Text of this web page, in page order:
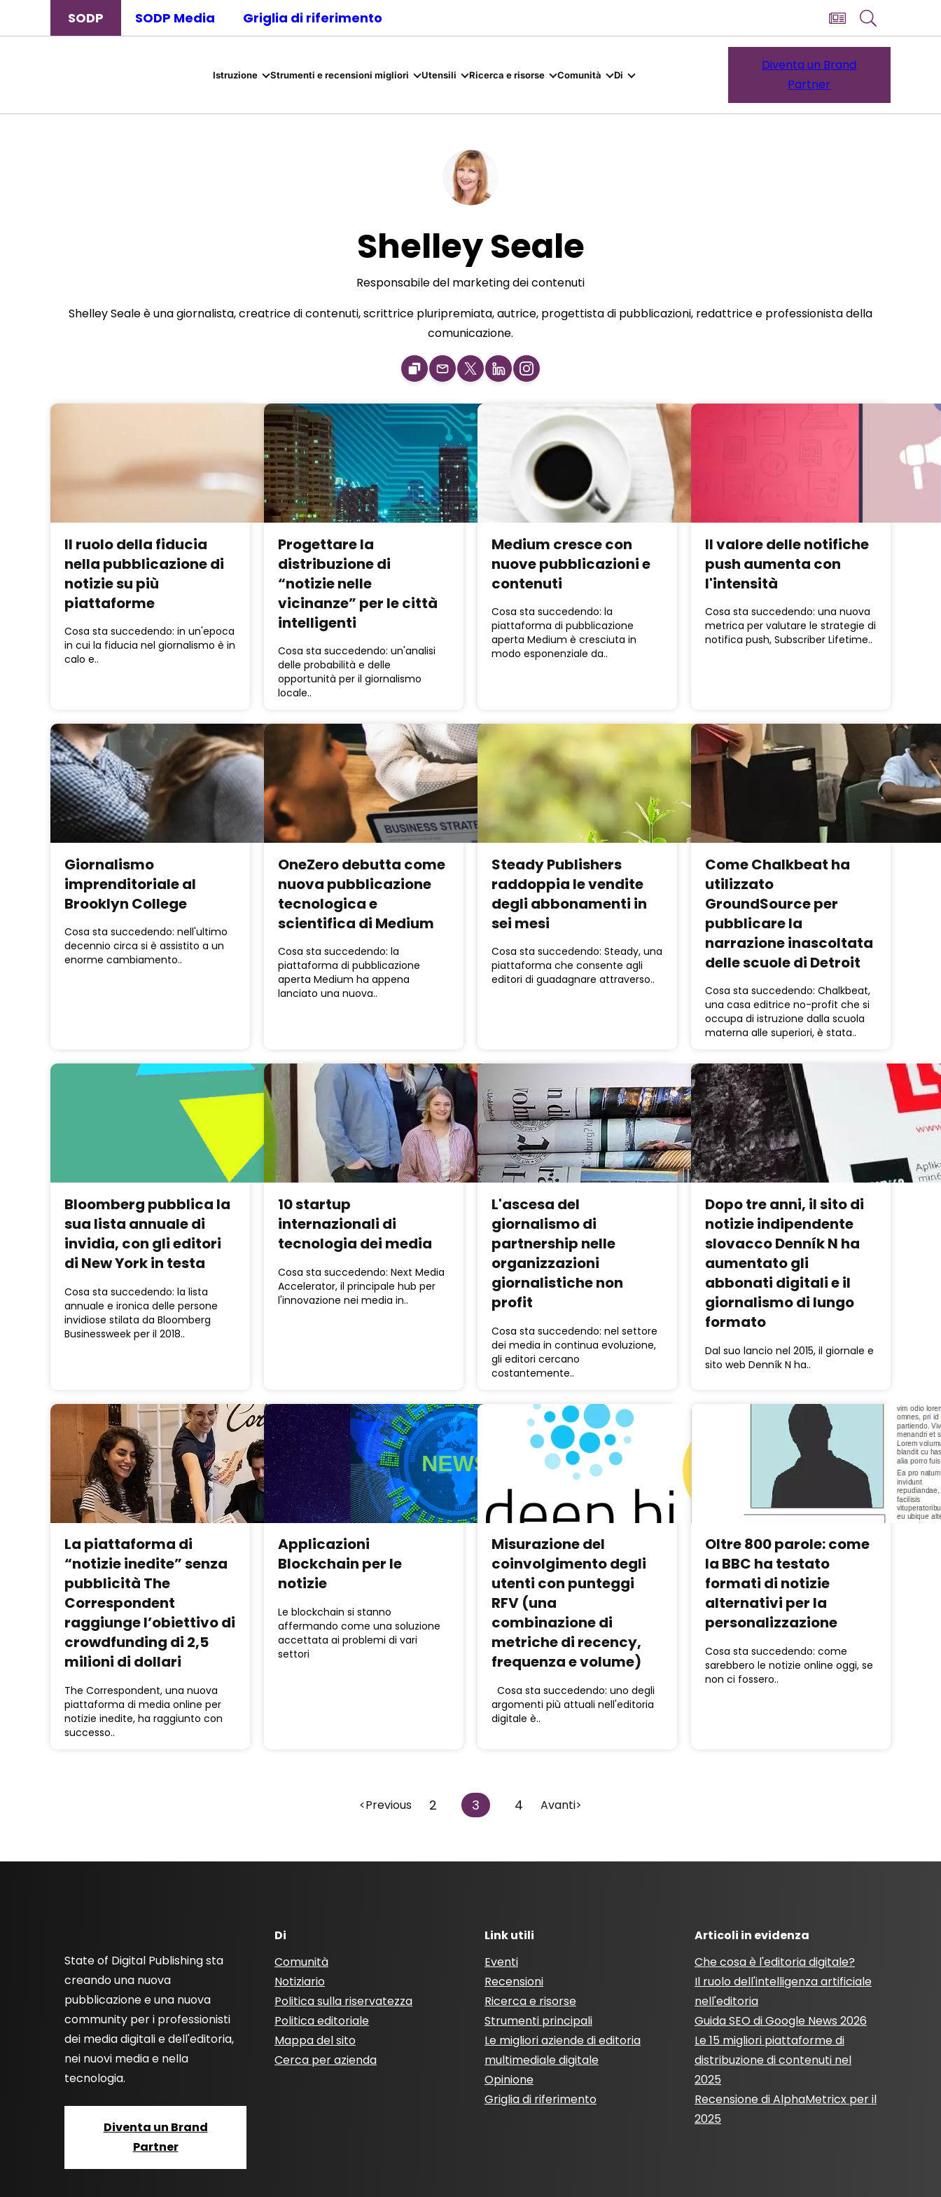
SODP SODP Media Griglia di riferimento
Istruzione Strumenti e recensioni migliori Utensili Ricerca e risorse Comunità Di
Diventa un Brand
Partner
Shelley Seale
Responsabile del marketing dei contenuti
Shelley Seale è una giornalista, creatrice di contenuti, scrittrice pluripremiata, autrice, progettista di pubblicazioni, redattrice e professionista della
comunicazione.
Il ruolo della fiducia
nella pubblicazione di
notizie su più
piattaforme
Cosa sta succedendo: in un'epoca
in cui la fiducia nel giornalismo è in
calo e..
Progettare la
distribuzione di
“notizie nelle
vicinanze” per le città
intelligenti
Cosa sta succedendo: un'analisi
delle probabilità e delle
opportunità per il giornalismo
locale..
Medium cresce con
nuove pubblicazioni e
contenuti
Cosa sta succedendo: la
piattaforma di pubblicazione
aperta Medium è cresciuta in
modo esponenziale da..
Il valore delle notifiche
push aumenta con
l'intensità
Cosa sta succedendo: una nuova
metrica per valutare le strategie di
notifica push, Subscriber Lifetime..
Giornalismo
imprenditoriale al
Brooklyn College
Cosa sta succedendo: nell'ultimo
decennio circa si è assistito a un
enorme cambiamento..
OneZero debutta come
nuova pubblicazione
tecnologica e
scientifica di Medium
Cosa sta succedendo: la
piattaforma di pubblicazione
aperta Medium ha appena
lanciato una nuova..
Steady Publishers
raddoppia le vendite
degli abbonamenti in
sei mesi
Cosa sta succedendo: Steady, una
piattaforma che consente agli
editori di guadagnare attraverso..
Come Chalkbeat ha
utilizzato
GroundSource per
pubblicare la
narrazione inascoltata
delle scuole di Detroit
Cosa sta succedendo: Chalkbeat,
una casa editrice no-profit che si
occupa di istruzione dalla scuola
materna alle superiori, è stata..
Bloomberg pubblica la
sua lista annuale di
invidia, con gli editori
di New York in testa
Cosa sta succedendo: la lista
annuale e ironica delle persone
invidiose stilata da Bloomberg
Businessweek per il 2018..
10 startup
internazionali di
tecnologia dei media
Cosa sta succedendo: Next Media
Accelerator, il principale hub per
l'innovazione nei media in..
L'ascesa del
giornalismo di
partnership nelle
organizzazioni
giornalistiche non
profit
Cosa sta succedendo: nel settore
dei media in continua evoluzione,
gli editori cercano
costantemente..
Dopo tre anni, il sito di
notizie indipendente
slovacco Denník N ha
aumentato gli
abbonati digitali e il
giornalismo di lungo
formato
Dal suo lancio nel 2015, il giornale e
sito web Denník N ha..
La piattaforma di
“notizie inedite” senza
pubblicità The
Correspondent
raggiunge l’obiettivo di
crowdfunding di 2,5
milioni di dollari
The Correspondent, una nuova
piattaforma di media online per
notizie inedite, ha raggiunto con
successo..
Applicazioni
Blockchain per le
notizie
Le blockchain si stanno
affermando come una soluzione
accettata ai problemi di vari
settori
Misurazione del
coinvolgimento degli
utenti con punteggi
RFV (una
combinazione di
metriche di recency,
frequenza e volume)
Cosa sta succedendo: uno degli
argomenti più attuali nell'editoria
digitale è..
Oltre 800 parole: come
la BBC ha testato
formati di notizie
alternativi per la
personalizzazione
Cosa sta succedendo: come
sarebbero le notizie online oggi, se
non ci fossero..
<Previous 2 3 4 Avanti>
State of Digital Publishing sta
creando una nuova
pubblicazione e una nuova
community per i professionisti
dei media digitali e dell'editoria,
nei nuovi media e nella
tecnologia.
Diventa un Brand
Partner
Di
Comunità
Notiziario
Politica sulla riservatezza
Politica editoriale
Mappa del sito
Cerca per azienda
Link utili
Eventi
Recensioni
Ricerca e risorse
Strumenti principali
Le migliori aziende di editoria
multimediale digitale
Opinione
Griglia di riferimento
Articoli in evidenza
Che cosa è l'editoria digitale?
Il ruolo dell'intelligenza artificiale
nell'editoria
Guida SEO di Google News 2026
Le 15 migliori piattaforme di
distribuzione di contenuti nel
2025
Recensione di AlphaMetricx per il
2025